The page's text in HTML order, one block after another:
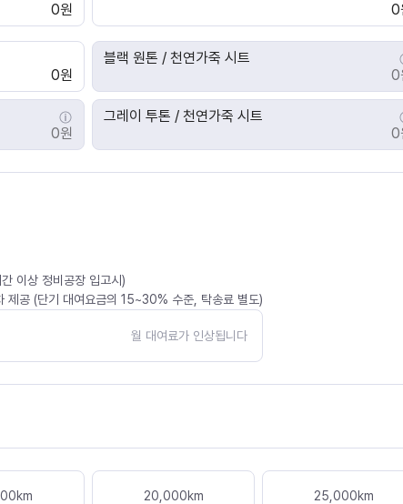
0원
0
0원
블랙 원톤 / 천연가죽 시트
0
0원
그레이 투톤 / 천연가죽 시트
0
이상 정비공장 입고시)
제공 (단기 대여요금의 15~30% 수준, 탁송료 별도)
월 대여료가 인상됩니다
km 20,000km 25,000km